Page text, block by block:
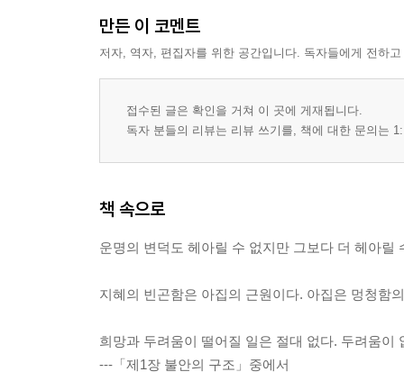
만든 이 코멘트
저자, 역자, 편집자를 위한 공간입니다. 독자들에게 전하
접수된 글은 확인을 거쳐 이 곳에 게재됩니다.
독자 분들의 리뷰는 리뷰 쓰기를, 책에 대한 문의는
책 속으로
운명의 변덕도 헤아릴 수 없지만 그보다 더 헤아릴
지혜의 빈곤함은 아집의 근원이다. 아집은 멍청함
희망과 두려움이 떨어질 일은 절대 없다. 두려움
---「제1장 불안의 구조」중에서